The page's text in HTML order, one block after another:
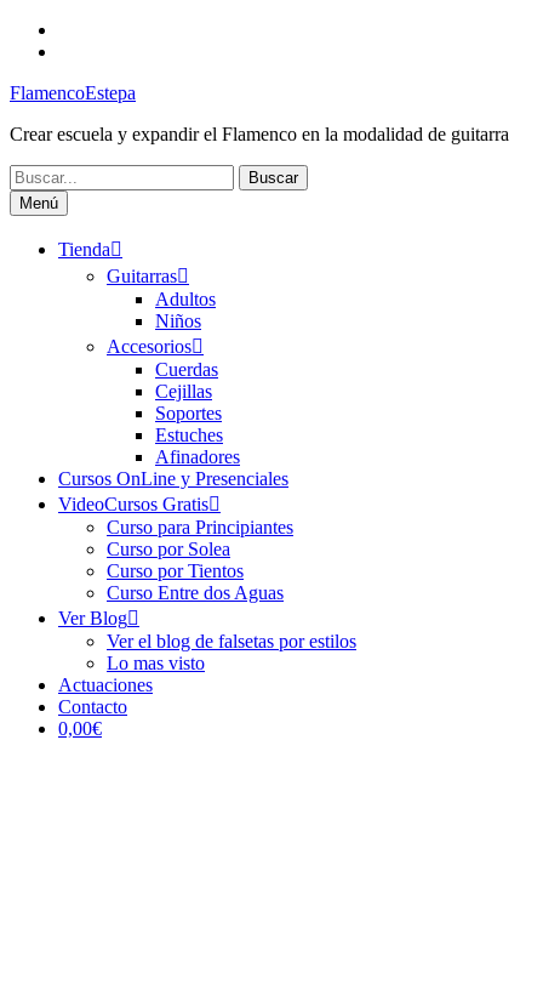
Saltar
FlamencoEstepa
Crear escuela y expandir el Flamenco en la modalidad de guitarra
Buscar:
Menú
Tienda
Guitarras
Adultos
Niños
Accesorios
Cuerdas
Cejillas
Soportes
Estuches
Afinadores
Cursos OnLine y Presenciales
VideoCursos Gratis
Curso para Principiantes
Curso por Solea
Curso por Tientos
Curso Entre dos Aguas
Ver Blog
Ver el blog de falsetas por estilos
Lo mas visto
Actuaciones
Contacto
0,00€